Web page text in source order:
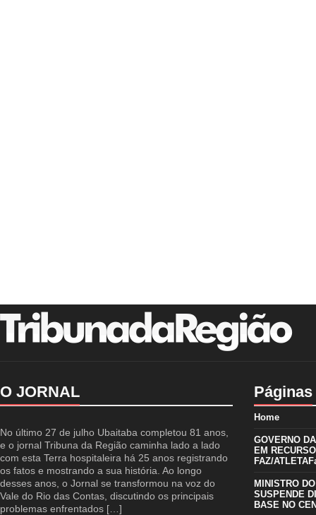
O JORNAL
No último 27 de julho Ubaitaba completou 81 anos,
e o jornal Tribuna da Região caminha lado a lado
com esta Terra hospitaleira há 25 anos registrando
os fatos e mostrando a sua história. Ao longo
desses anos, o Jornal se transformou na voz do
Vale do Rio das Contas, discutindo os principais
problemas enfrentados […]
Páginas
Home
GOVERNO
EM
FAZ/
MINISTRO
SUSPENDE
BASE NO